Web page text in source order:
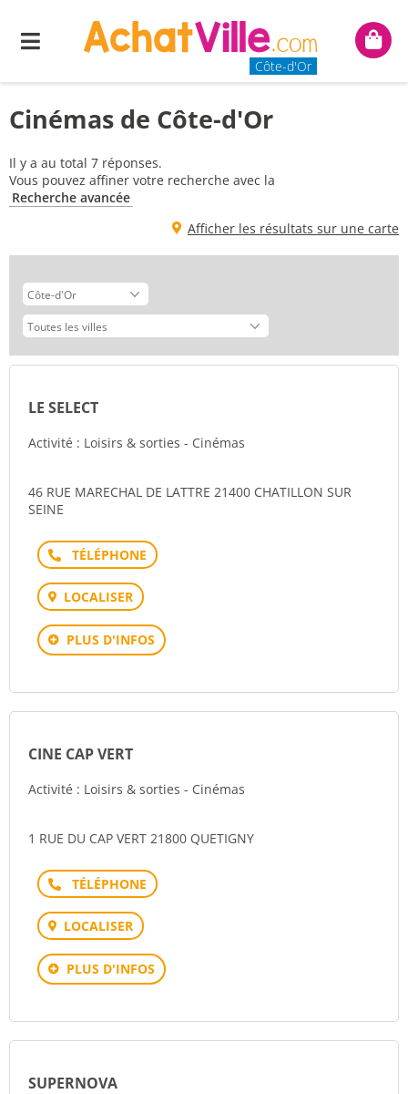
Menu
Côte-d'Or
Mon
Cinémas de Côte-d'Or
Il y a au total 7 réponses.
Vous pouvez affiner votre recherche avec la
Recherche avancée
Afficher les résultats sur une carte
LE SELECT
Activité : Loisirs & sorties - Cinémas
46 RUE MARECHAL DE LATTRE 21400 CHATILLON SUR
SEINE
Téléphone
LOCALISER
PLUS D'INFOS
CINE CAP VERT
Activité : Loisirs & sorties - Cinémas
1 RUE DU CAP VERT 21800 QUETIGNY
Téléphone
LOCALISER
PLUS D'INFOS
SUPERNOVA